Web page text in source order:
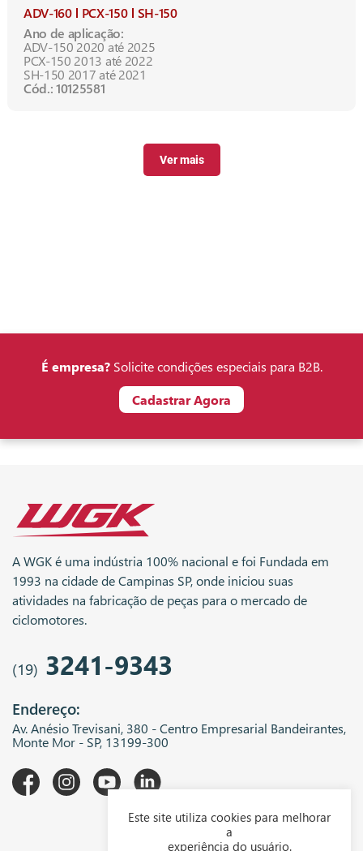
ADV-160 PCX-150 SH-150
Ano de aplicação:
ADV-150 2020 até 2025
PCX-150 2013 até 2022
SH-150 2017 até 2021
Cód.: 10125581
Ver mais
É empresa?Solicite condições especiais para B2B.
Cadastrar Agora
A WGK é uma indústria 100% nacional e foi Fundada em
1993 na cidade de Campinas SP, onde iniciou suas
atividades na fabricação de peças para o mercado de
ciclomotores.
(19) 3241-9343
Endereço:
Av. Anésio Trevisani, 380 - Centro Empresarial Bandeirantes,
Monte Mor - SP, 13199-300
Este site utiliza cookies para melhorar
a
experiência do usuário.